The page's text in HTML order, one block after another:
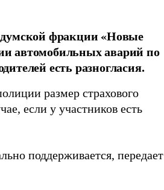
думской фракции «Новые
автомобильных аварий по
есть разногласия.
размер страхового
если у участников есть
поддерживается, передает